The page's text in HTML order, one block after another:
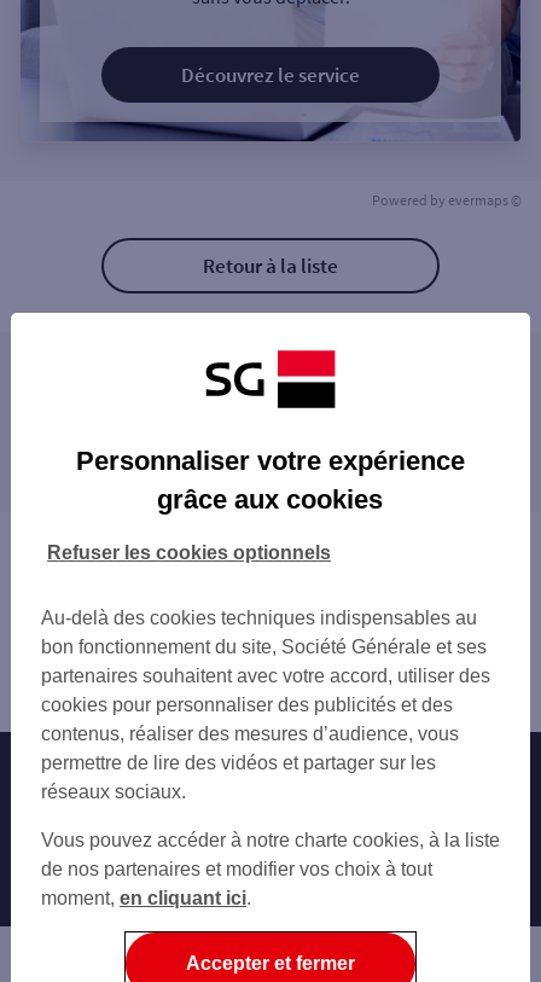
Découvrez le service
Powered by evermaps ©
Retour à la liste
Les distributeurs/automates à proximité
DIJON LIBERTE
DIJON 3 PL FRANCOIS RUDE
DIJON 1 RUE LAMONNOYE
DIJON 15 BD DE LA MARNE
DIJON 12 BD DE L UNIVERSITE
FONTAINE LES DIJON 37 R DU FBG SAIN
TALANT 34 BD DE TROYES
DIJON FACULTES
DIJON CHENOVE
DIJON 2 PL GALILEE
CHENOVE 15 AV ROLAND CARRAZ
DIJON AV DE LANGRES
DIJON 26 AV ALBERT CAMUS
ST APOLLINAIRE 605 ROUTE DE GRAY
proximité
QUETIGNY
Vous êtes ici : Accueil
Dijon
Distributeur/automate DIJON 12 PL DARCY
Nos engagements Nous contacter
Autres sites SG
Professionnels
Entreprises
Associations
Personnaliser votre expérience
grâce aux cookies
Au-delà des cookies techniques indispensables au
bon fonctionnement du site, Société Générale et ses
partenaires souhaitent avec votre accord, utiliser des
cookies pour personnaliser des publicités et des
contenus, réaliser des mesures d’audience, vous
permettre de lire des vidéos et partager sur les
réseaux sociaux.
Vous pouvez accéder à notre charte cookies, à la liste
de nos partenaires et modifier vos choix à tout
moment, en cliquant ici.
Refuser les cookies optionnels
Accepter et fermer